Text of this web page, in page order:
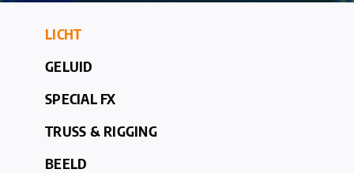
LICHT
GELUID
SPECIAL FX
TRUSS & RIGGING
BEELD